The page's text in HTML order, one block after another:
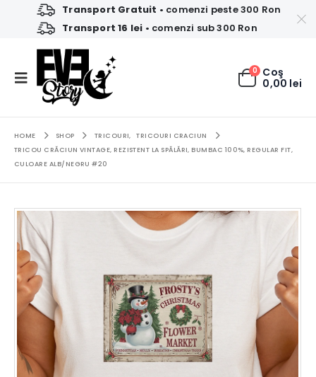
Transport Gratuit • comenzi peste 300 Ron
Transport 16 lei • comenzi sub 300 Ron
0 Coş
0,00 lei
HOME SHOP TRICOURI,
TRICOURI CRACIUN
TRICOU CRĂCIUN VINTAGE, REZISTENT LA SPĂLĂRI, BUMBAC 100%, REGULAR FIT,
CULOARE ALB/NEGRU #20